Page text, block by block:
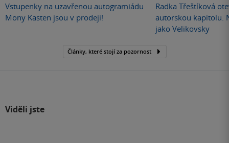
Vstupenky na uzavřenou autogramiádu
Mony Kasten jsou v prodeji!
Radka Třeštíková
autorskou kapitolu.
jako Velikovsky
Články, které stojí za pozornost
Viděli jste